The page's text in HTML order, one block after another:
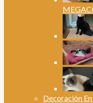
Decoración